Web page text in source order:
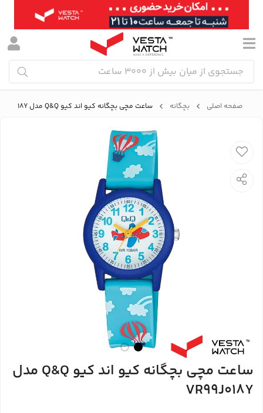
صفحه اصلی بچگانه ساعت مچی بچگانه کیو اند کیو Q&Q مدل VR99J018Y
ساعت مچی بچگانه کیو اند کیو Q&Q مدل
VR99J018Y